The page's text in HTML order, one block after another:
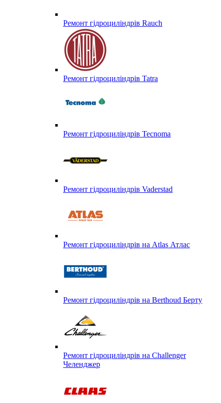
Ремонт гідроциліндрів Rauch
Ремонт гідроциліндрів Tatra
Ремонт гідроциліндрів Tecnoma
Ремонт гідроциліндрів Vaderstad
Ремонт гідроциліндрів на Atlas Атлас
Ремонт гідроциліндрів на Berthoud Берту
Ремонт гідроциліндрів на Challenger
Челенджер